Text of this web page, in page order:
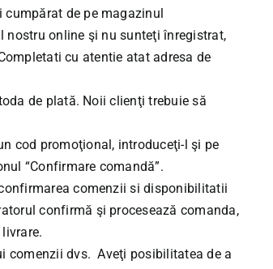
de pe magazinul
online şi nu sunteţi înregistrat,
cu atentie atat adresa de
de plată. Noii clienţi trebuie să
cod promoţional, introduceţi-l şi pe
“Confirmare comandă”.
comenzii si disponibilitatii
confirmă şi procesează comanda,
comenzii dvs. Aveţi posibilitatea de a